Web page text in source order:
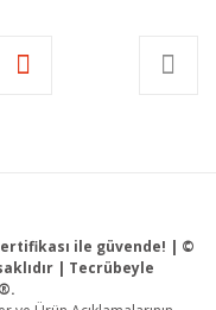
ile güvende! | ©
| Tecrübeyle